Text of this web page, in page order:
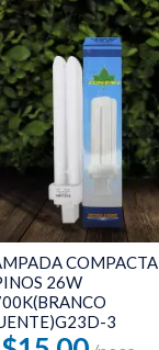
COMPACTA
26W
3